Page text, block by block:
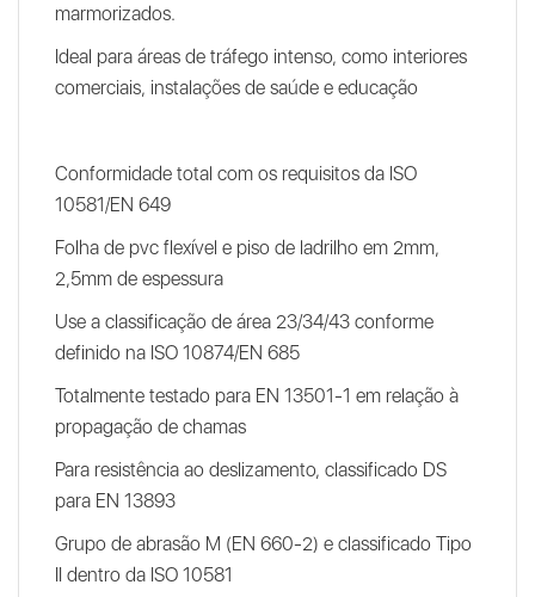
marmorizados.
Ideal para áreas de tráfego intenso, como interiores
comerciais, instalações de saúde e educação
Conformidade total com os requisitos da ISO
10581/EN 649
Folha de pvc flexível e piso de ladrilho em 2mm,
2,5mm de espessura
Use a classificação de área 23/34/43 conforme
definido na ISO 10874/EN 685
Totalmente testado para EN 13501-1 em relação à
propagação de chamas
Para resistência ao deslizamento, classificado DS
para EN 13893
Grupo de abrasão M (EN 660-2) e classificado Tipo
II dentro da ISO 10581